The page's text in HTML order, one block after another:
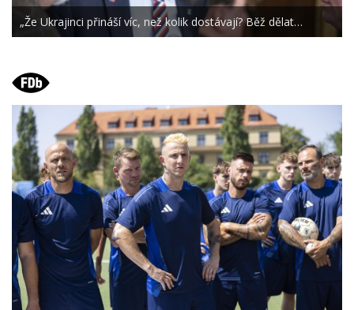
„Že Ukrajinci přináší víc, než kolik dostávají? Běž dělat…